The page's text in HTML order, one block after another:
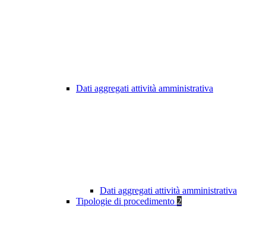
Dati aggregati attività amministrativa
Dati aggregati attività amministrativa
Tipologie di procedimento 2